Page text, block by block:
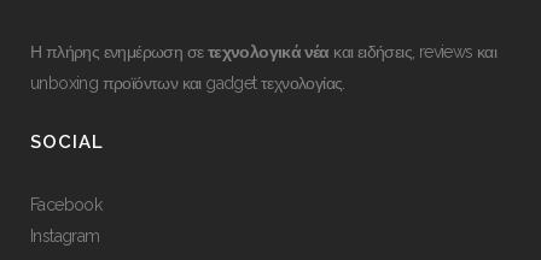
Η πλήρης ενημέρωση σετεχνολογικά νέα και ειδήσεις, reviews και
unboxing προϊόντων και gadget τεχνολογίας.
SOCIAL
Facebook
Instagram